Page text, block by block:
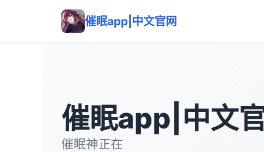
催眠app|中文官网
催眠app|中文
催眠神正在